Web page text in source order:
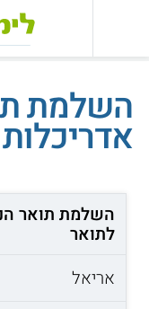
השלמת
השלמת תואר
לתואר
אריאל